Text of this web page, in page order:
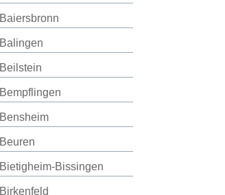
Baiersbronn
Balingen
Beilstein
Bempflingen
Bensheim
Beuren
Bietigheim-Bissingen
Birkenfeld